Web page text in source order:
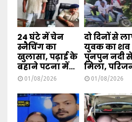
24 घंटे में चेन
स्नैचिंग का
खुलासा, पढ़ाई के
बहाने पटना में...
01/08/2026
दो दिनों से
युवक का शव
पुनपुन नदी
मिला,
01/08/2026